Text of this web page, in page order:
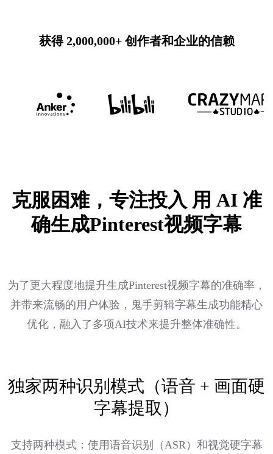
获得 2,000,000+ 创作者和企业的信赖
克服困难，专注投入 用 AI 准
确生成Pinterest视频字幕
为了更大程度地提升生成Pinterest视频字幕的准确率，
并带来流畅的用户体验，鬼手剪辑字幕生成功能精心
优化，融入了多项AI技术来提升整体准确性。
独家两种识别模式（语音 + 画面硬
字幕提取）
支持两种模式：使用语音识别（ASR）和视觉硬字幕